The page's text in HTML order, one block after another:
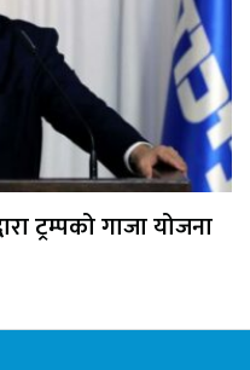
ट्रम्पको गाजा योजना